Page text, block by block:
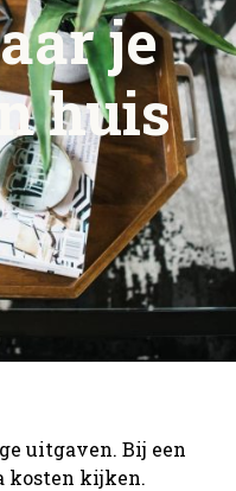
je
huis
uitgaven. Bij een
kosten kijken.